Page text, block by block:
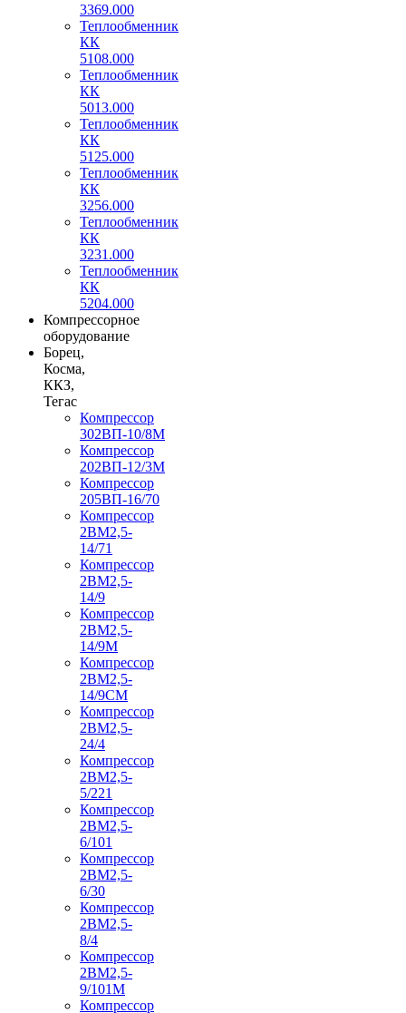
3369.000
Теплообменник
КК
5108.000
Теплообменник
КК
5013.000
Теплообменник
КК
5125.000
Теплообменник
КК
3256.000
Теплообменник
КК
3231.000
Теплообменник
КК
5204.000
Компрессорное
оборудование
Борец,
Косма,
ККЗ,
Тегас
Компрессор
302ВП-10/8М
Компрессор
202ВП-12/3М
Компрессор
205ВП-16/70
Компрессор
2ВМ2,5-
14/71
Компрессор
2ВМ2,5-
14/9
Компрессор
2ВМ2,5-
14/9М
Компрессор
2ВМ2,5-
14/9СМ
Компрессор
2ВМ2,5-
24/4
Компрессор
2ВМ2,5-
5/221
Компрессор
2ВМ2,5-
6/101
Компрессор
2ВМ2,5-
6/30
Компрессор
2ВМ2,5-
8/4
Компрессор
2ВМ2,5-
9/101М
Компрессор